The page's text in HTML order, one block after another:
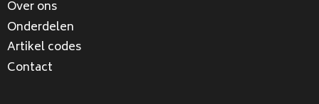
Over ons
Onderdelen
Artikel codes
Contact